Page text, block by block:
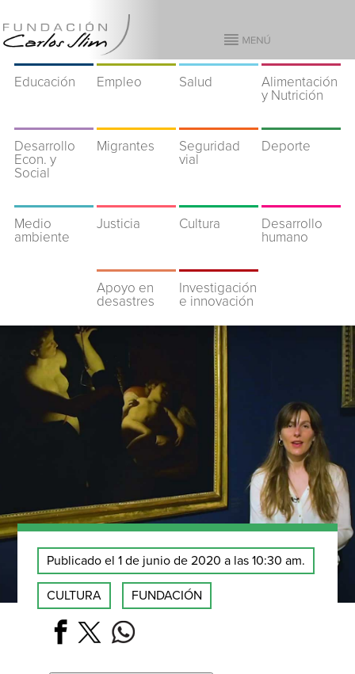
Educación Empleo Salud
Alimentación
y Nutrición
Desarrollo
Econ. y
Social
Migrantes
Seguridad
vial
Deporte
Medio
ambiente
Justicia Cultura
Desarrollo
humano
Apoyo en
desastres
Investigación
e innovación
Publicado el 1 de junio de 2020 a las 10:30 am.
CULTURA FUNDACIÓN